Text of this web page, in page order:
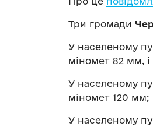
Три громади
У населеному
міномет 82 мм, і
У населеному
міномет 120 мм;
У населеному